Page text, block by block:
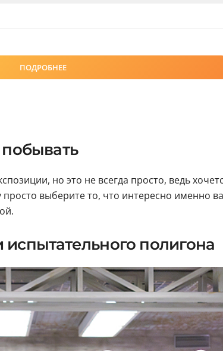
ПОДРОБНЕЕ
но это не всегда просто, ведь
выберите то, что интересно именно
испытательного полигона